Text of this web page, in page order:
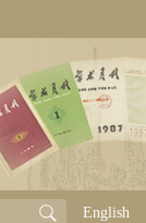
English